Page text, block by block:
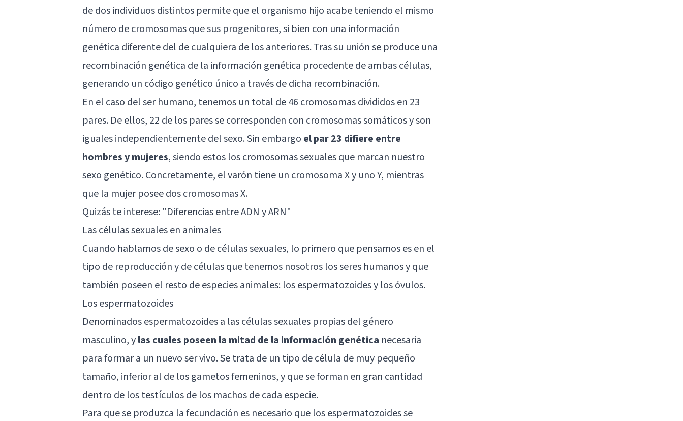
de dos individuos distintos permite que el organismo hijo acabe teniendo el mismo
número de cromosomas que sus progenitores, si bien con una información
genética diferente del de cualquiera de los anteriores. Tras su unión se produce una
recombinación genética de la información genética procedente de ambas células,
generando un código genético único a través de dicha recombinación.
En el caso del ser humano, tenemos un total de 46 cromosomas divididos en 23
pares. De ellos, 22 de los pares se corresponden con cromosomas somáticos y son
iguales independientemente del sexo. Sin embargo el par 23 difiere entre
hombres y mujeres, siendo estos los cromosomas sexuales que marcan nuestro
sexo genético. Concretamente, el varón tiene un cromosoma X y uno Y, mientras
que la mujer posee dos cromosomas X.
Quizás te interese: "Diferencias entre ADN y ARN"
Las células sexuales en animales
Cuando hablamos de sexo o de células sexuales, lo primero que pensamos es en el
tipo de reproducción y de células que tenemos nosotros los seres humanos y que
también poseen el resto de especies animales: los espermatozoides y los óvulos.
Los espermatozoides
Denominados espermatozoides a las células sexuales propias del género
masculino, ylas cuales poseen la mitad de la información genética necesaria
para formar a un nuevo ser vivo. Se trata de un tipo de célula de muy pequeño
tamaño, inferior al de los gametos femeninos, y que se forman en gran cantidad
dentro de los testículos de los machos de cada especie.
Para que se produzca la fecundación es necesario que los espermatozoides se